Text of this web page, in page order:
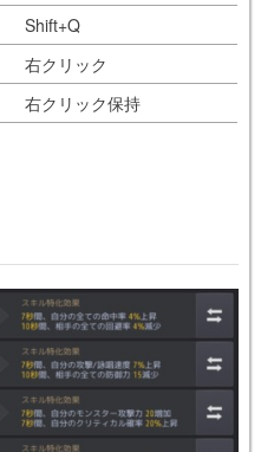
Shift+Q
右クリック
右クリック保持